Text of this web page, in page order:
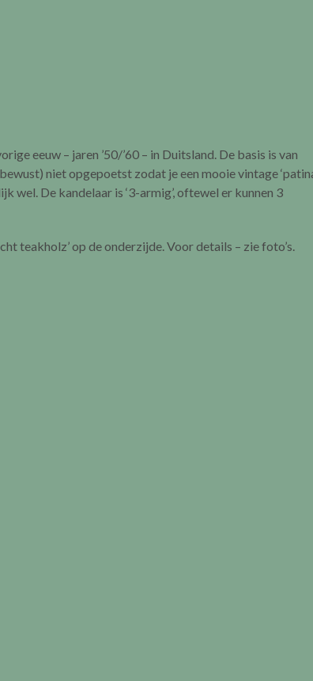
eeuw – jaren ’50/’60 – in Duitsland. De basis is van
niet opgepoetst zodat je een mooie vintage
De kandelaar is ‘3-armig’, oftewel er kunnen 3
teakholz’ op de onderzijde. Voor details – zie foto’s.